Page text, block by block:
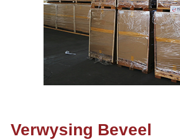
Verwysing Beveel